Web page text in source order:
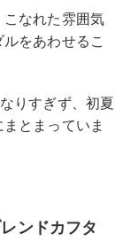
こなれた雰囲気
をあわせるこ
りすぎず、初夏
とまっていま
ンドカフタ